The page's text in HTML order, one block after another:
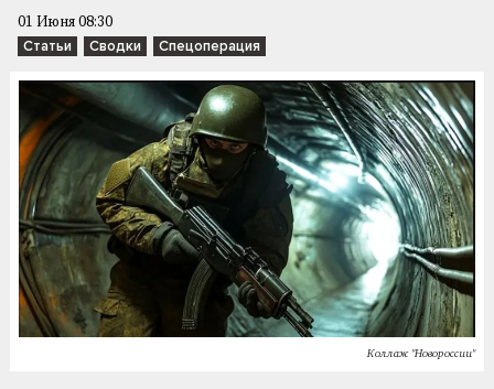
01 Июня 08:30
Статьи Сводки Спецоперация
Коллаж "Новороссии"